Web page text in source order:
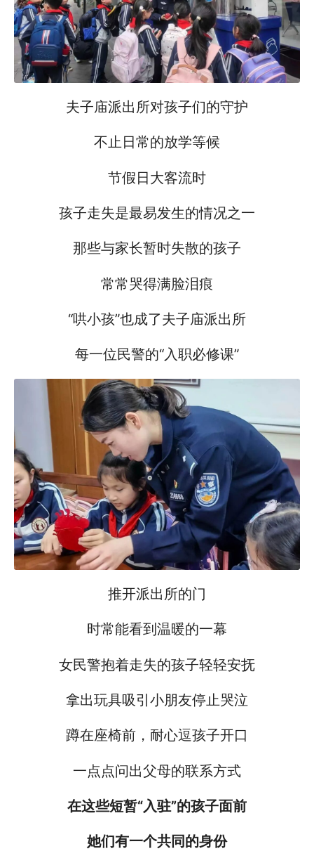
夫子庙派出所对孩子们的守护
不止日常的放学等候
节假日大客流时
孩子走失是最易发生的情况之一
那些与家长暂时失散的孩子
常常哭得满脸泪痕
“哄小孩”也成了夫子庙派出所
每一位民警的“入职必修课”
推开派出所的门
时常能看到温暖的一幕
女民警抱着走失的孩子轻轻安抚
拿出玩具吸引小朋友停止哭泣
蹲在座椅前，耐心逗孩子开口
一点点问出父母的联系方式
在这些短暂“入驻”的孩子面前
她们有一个共同的身份